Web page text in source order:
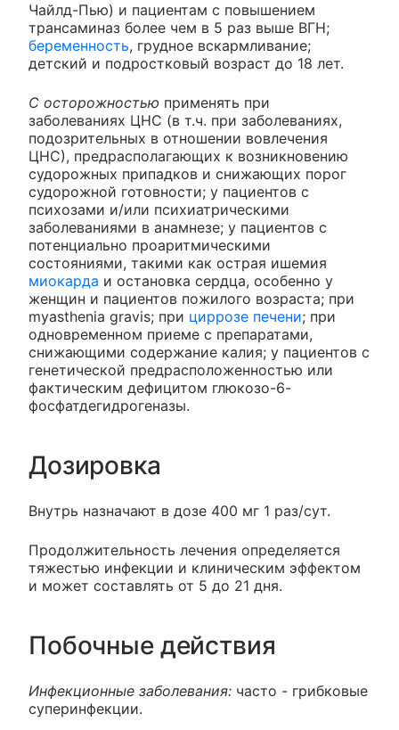
Чайлд-Пью) и пациентам с повышением
трансаминаз более чем в 5 раз выше ВГН;
беременность, грудное вскармливание;
детский и подростковый возраст до 18 лет.
С осторожностью применять при
заболеваниях ЦНС (в т.ч. при заболеваниях,
подозрительных в отношении вовлечения
ЦНС), предрасполагающих к возникновению
судорожных припадков и снижающих порог
судорожной готовности; у пациентов с
психозами и/или психиатрическими
заболеваниями в анамнезе; у пациентов с
потенциально проаритмическими
состояниями, такими как острая ишемия
миокарда и остановка сердца, особенно у
женщин и пациентов пожилого возраста; при
myasthenia gravis; при циррозе печени; при
одновременном приеме с препаратами,
снижающими содержание калия; у пациентов с
генетической предрасположенностью или
фактическим дефицитом глюкозо-6-
фосфатдегидрогеназы.
Дозировка
Внутрь назначают в дозе 400 мг 1 раз/сут.
Продолжительность лечения определяется
тяжестью инфекции и клиническим эффектом
и может составлять от 5 до 21 дня.
Побочные действия
Инфекционные заболевания: часто - грибковые
суперинфекции.